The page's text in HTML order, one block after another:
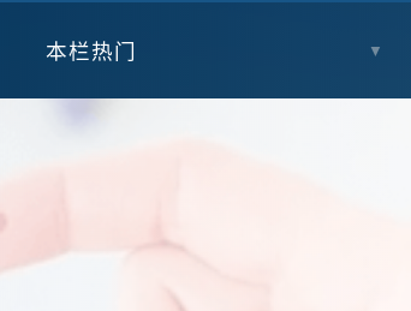
本栏热门 ▼